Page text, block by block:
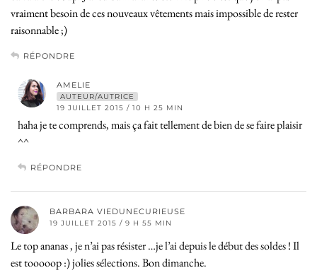
vraiment besoin de ces nouveaux vêtements mais impossible de rester
raisonnable ;)
RÉPONDRE
AMELIE
AUTEUR/AUTRICE
19 JUILLET 2015 / 10 H 25 MIN
haha je te comprends, mais ça fait tellement de bien de se faire plaisir
^^
RÉPONDRE
BARBARA VIEDUNECURIEUSE
19 JUILLET 2015 / 9 H 55 MIN
Le top ananas , je n’ai pas résister …je l’ai depuis le début des soldes ! Il
est tooooop :) jolies sélections. Bon dimanche.